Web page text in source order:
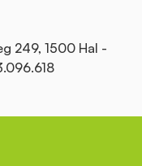
249, 1500 Hal -